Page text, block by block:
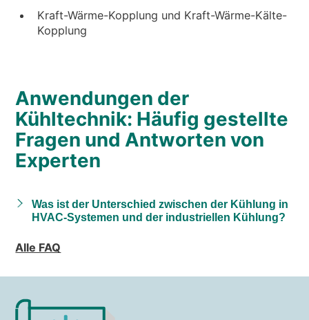
Kraft-Wärme-Kopplung und Kraft-Wärme-Kälte-
Kopplung
Anwendungen der
Kühltechnik: Häufig gestellte
Fragen und Antworten von
Experten
Was ist der Unterschied zwischen der Kühlung in
HVAC-Systemen und der industriellen Kühlung?
Alle FAQ